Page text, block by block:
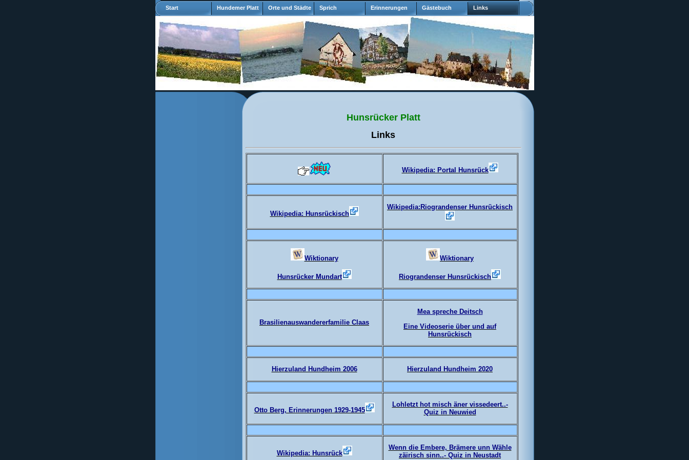
Start Hundemer Platt Orte und Städte Sprich Erinnerungen Gästebuch Links
Hunsrücker Platt
Links
Wikipedia: Portal Hunsrück
Wikipedia: Hunsrückisch
Wikipedia:Riograndenser Hunsrückisch
Wiktionary
Hunsrücker Mundart
Wiktionary
Riograndenser Hunsrückisch
Brasilienauswandererfamilie Claas
Mea spreche Deitsch
Eine Videoserie über und auf
Hunsrückisch
Hierzuland Hundheim 2006 Hierzuland Hundheim 2020
Otto Berg, Erinnerungen 1929-1945
Lohletzt hot misch äner vissedeert..-
Quiz in Neuwied
Wikipedia: Hunsrück
Wenn die Embere, Brämere unn Wähle
zäirisch sinn..- Quiz in Neustadt